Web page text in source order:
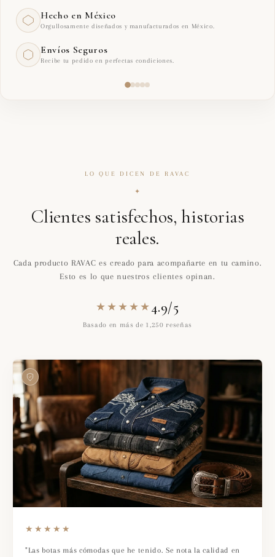
Hecho en México
Orgullosamente diseñados y manufacturados en México.
Envíos Seguros
Recibe tu pedido en perfectas condiciones.
LO QUE DICEN DE RAVAC
✦
Clientes satisfechos, historias
reales.
Cada producto RAVAC es creado para acompañarte en tu camino.
Esto es lo que nuestros clientes opinan.
★★★★★ 4.9/5
Basado en más de 1,250 reseñas
★★★★★
"Las botas más cómodas que he tenido. Se nota la calidad en